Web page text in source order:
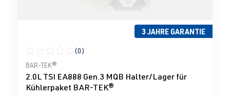
3 JAHRE GARANTIE
Durchschnittliche Bewertung von 0 von 5 Sternen
(0)
BAR-TEK®
2.0L TSI EA888 Gen.3 MQB Halter/Lager für
Kühlerpaket BAR-TEK®